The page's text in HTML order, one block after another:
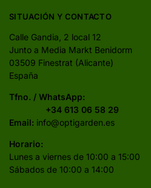
SITUACIÓN Y CONTACTO
Calle Gandia, 2 local 12
Junto a Media Markt Benidorm
03509 Finestrat (Alicante)
España
Tfno. / WhatsApp:
+34 613 06 58 29
Email: info@optigarden.es
Horario:
Lunes a viernes de 10:00 a 15:00
Sábados de 10:00 a 14:00